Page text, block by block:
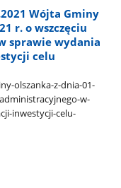
Wójta Gminy
r. o wszczęciu
sprawie wydania
celu
olszanka-z-dnia-01-
w-
inwestycji-celu-